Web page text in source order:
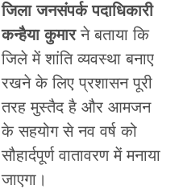
जिला जनसंपर्क पदाधिकारी
कन्हैया कुमारने बताया कि
जिले में शांति व्यवस्था बनाए
रखने के लिए प्रशासन पूरी
तरह मुस्तैद है और आमजन
के सहयोग से नव वर्ष को
सौहार्दपूर्ण वातावरण में मनाया
जाएगा।